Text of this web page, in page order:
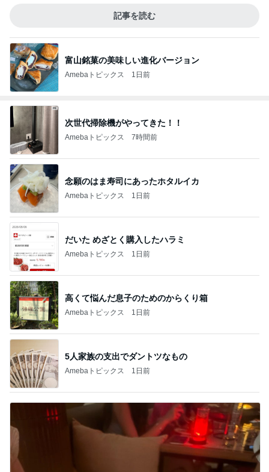
記事を読む
富山銘菓の美味しい進化バージョン
Amebaトピックス 1日前
次世代掃除機がやってきた！！
Amebaトピックス 7時間前
念願のはま寿司にあったホタルイカ
Amebaトピックス 1日前
だいた めざとく購入したハラミ
Amebaトピックス 1日前
高くて悩んだ息子のためのからくり箱
Amebaトピックス 1日前
5人家族の支出でダントツなもの
Amebaトピックス 1日前